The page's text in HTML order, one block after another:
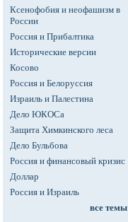
Ксенофобия и неофашизм в
России
Россия и Прибалтика
Исторические версии
Косово
Россия и Белоруссия
Израиль и Палестина
Дело ЮКОСа
Защита Химкинского леса
Дело Бульбова
Россия и финансовый кризис
Доллар
Россия и Израиль
все темы